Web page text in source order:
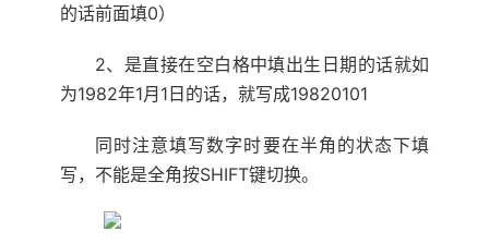
的话前面填0）
2、是直接在空白格中填出生日期的话就如
为1982年1月1日的话，就写成19820101
同时注意填写数字时要在半角的状态下填
写，不能是全角按SHIFT键切换。